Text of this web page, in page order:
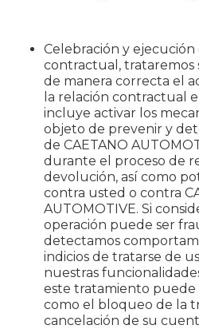
Celebración y ejecución
contractual, trataremos
de manera correcta el
la relación contractual
incluye activar los
objeto de prevenir y
de CAETANO
durante el proceso de
devolución, así como
contra usted o contra
AUTOMOTIVE. Si
operación puede ser
detectamos
indicios de tratarse de
nuestras
este tratamiento puede
como el bloqueo de la
cancelación de su